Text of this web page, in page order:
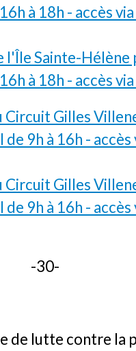
à 18h - accès
l'Île Sainte-
à 18h - accès
Gilles
de 9h à 16h -
Gilles
de 9h à 16h -
-30-
de lutte contre la